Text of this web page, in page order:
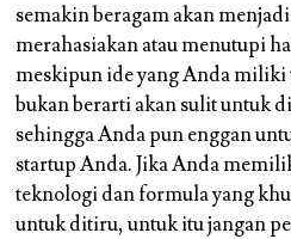
semakin beragam akan
merahasiakan atau menutupi
meskipun ide yang Anda
bukan berarti akan sulit untuk
sehingga Anda pun enggan
startup Anda. Jika Anda
teknologi dan formula yang
untuk ditiru, untuk itu jangan